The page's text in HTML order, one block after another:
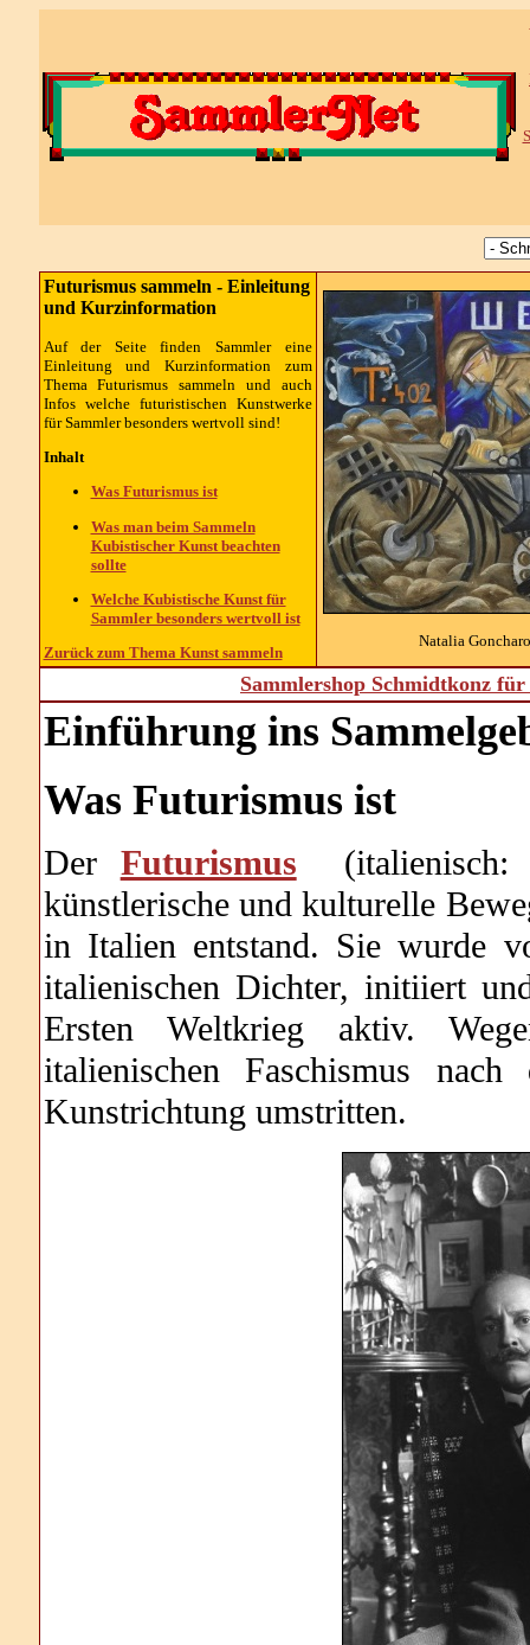
Futurismus sammeln - Einleitung
und Kurzinformation
Auf der Seite finden Sammler eine
Einleitung und Kurzinformation zum
Thema Futurismus sammeln und auch
Infos welche futuristischen Kunstwerke
für Sammler besonders wertvoll sind!
Inhalt
Was Futurismus ist
Was man beim Sammeln
Kubistischer Kunst beachten
sollte
Welche Kubistische Kunst für
Sammler besonders wertvoll ist
Zurück zum Thema Kunst sammeln
Natalia
Sammlershop Schmidtkonz
Einführung ins
Was Futurismus ist
Der Futurismus (italienisch:
künstlerische und kulturelle
in Italien entstand. Sie wurde
italienischen Dichter, initiiert
Ersten Weltkrieg aktiv.
italienischen Faschismus
Kunstrichtung umstritten.